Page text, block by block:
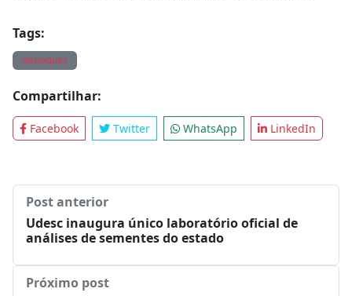
Tags:
destaques
Compartilhar:
Facebook Twitter WhatsApp LinkedIn
Post anterior
Udesc inaugura único laboratório oficial de
análises de sementes do estado
Próximo post